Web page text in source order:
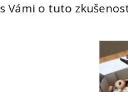
s Vámi o tuto